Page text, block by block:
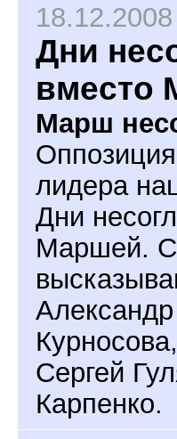
18.12.2008
Дни
вместо
Марш
лидера
Дни
Маршей.
Сергей
Карпенко.